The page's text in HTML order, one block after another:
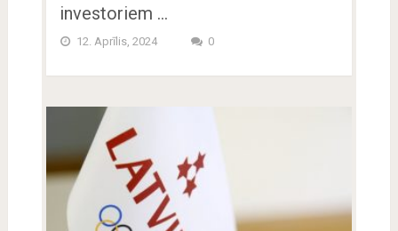
investoriem …
12. Aprīlis, 2024 0